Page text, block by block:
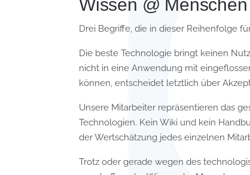
Wissen @
Drei Begriffe, die in dieser Reihenfolge
Die beste Technologie bringt keinen
nicht in eine Anwendung mit
können, entscheidet letztlich über
Unsere Mitarbeiter repräsentieren das
Technologien. Kein Wiki und kein
der Wertschätzung jedes einzelnen
Trotz oder gerade wegen des